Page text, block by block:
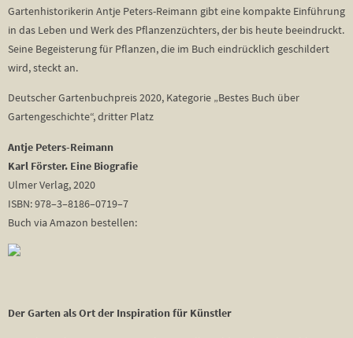
Gartenhistorikerin Antje Peters-Reimann gibt eine kompakte Einführung
in das Leben und Werk des Pflanzenzüchters, der bis heute beeindruckt.
Seine Begeisterung für Pflanzen, die im Buch eindrücklich geschildert
wird, steckt an.
Deutscher Gartenbuchpreis 2020, Kategorie „Bestes Buch über
Gartengeschichte“, dritter Platz
Antje Peters-Reimann
Karl Förster. Eine Biografie
Ulmer Verlag, 2020
ISBN: 978–3–8186–0719–7
Buch via Amazon bestellen:
Der Garten als Ort der Inspiration für Künstler